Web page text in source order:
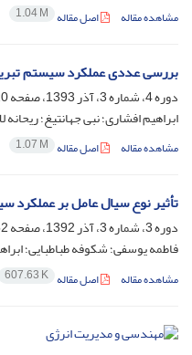
مشاهده مقاله اصل مقاله 1.04 M
بررسی عددی عملکرد سیستم
دوره 4، شماره 3، آذر 1393، صفحه
ابراهیم افشاری؛ نبی جهانتیغ؛
مشاهده مقاله اصل مقاله 1.07 M
تأثیر نوع سیال عامل بر عملکرد
دوره 3، شماره 3، آذر 1392، صفحه
فاطمه یوسفی؛ شکوفه طباطبایی؛
مشاهده مقاله اصل مقاله 607.63 K